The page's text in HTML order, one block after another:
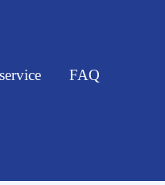
FAQ